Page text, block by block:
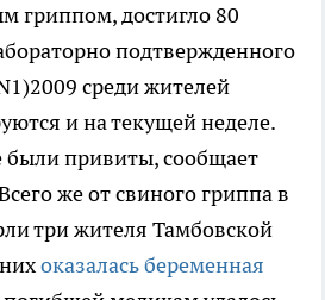
гриппом, достигло 80
подтвержденного
среди жителей
и на текущей неделе.
были привиты, сообщает
же от свиного гриппа в
три жителя Тамбовской
оказалась беременная